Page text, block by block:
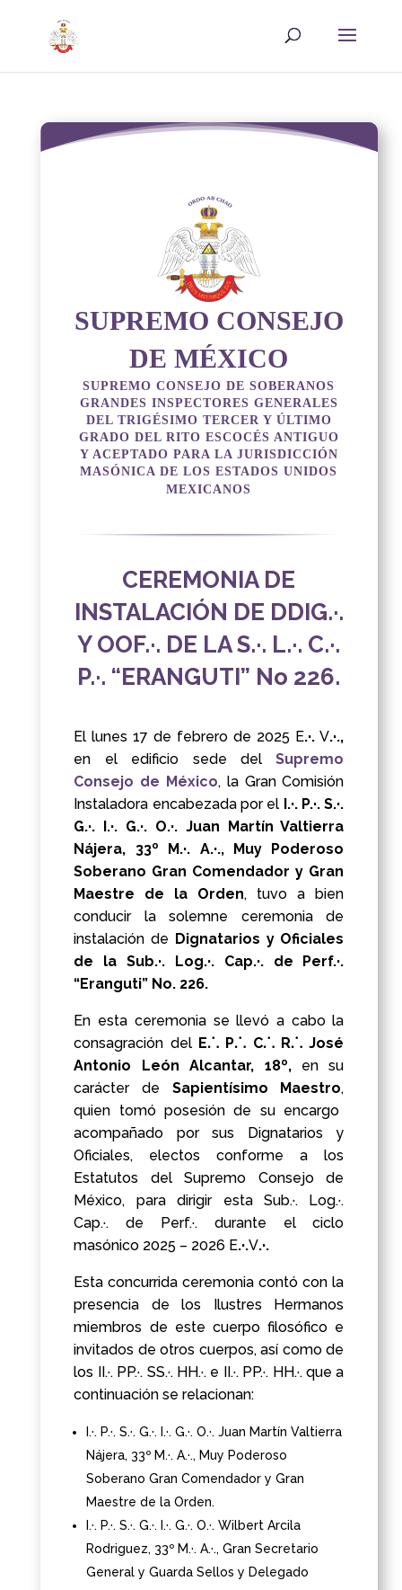
SUPREMO CONSEJO
DE MÉXICO
SUPREMO CONSEJO DE SOBERANOS
GRANDES INSPECTORES GENERALES
DEL TRIGÉSIMO TERCER Y ÚLTIMO
GRADO DEL RITO ESCOCÉS ANTIGUO
Y ACEPTADO PARA LA JURISDICCIÓN
MASÓNICA DE LOS ESTADOS UNIDOS
MEXICANOS
CEREMONIA DE
INSTALACIÓN DE DDIG.·.
Y OOF.·. DE LA S.·. L.·. C.·.
P.·. “ERANGUTI” No 226.
El lunes 17 de febrero de 2025 E.·.V.·.,
en el edificio sede delSupremo
Consejo de México, la Gran Comisión
Instaladora encabezada por el I.·. P.·. S.·.
G.·. I.·. G.·. O.·. Juan Martín Valtierra
Nájera, 33º M.·. A.·., Muy Poderoso
Soberano Gran Comendador y Gran
Maestre de la Orden, tuvo a bien
conducir la solemne ceremonia de
instalación de Dignatarios y Oficiales
de la Sub.·. Log.·. Cap.·. de Perf.·.
“Eranguti” No. 226.
En esta ceremonia se llevó a cabo la
consagración del E⸫ P⸫ C⸫ R⸫José
Antonio León Alcantar, 18º, en su
carácter de Sapientísimo Maestro,
quien tomó posesión de su encargo
acompañado por sus Dignatarios y
Oficiales, electos conforme a los
Estatutos del Supremo Consejo de
México, para dirigir esta Sub.·. Log.·.
Cap.·. de Perf.·. durante elciclo
masónico 2025 – 2026 E.·.V.·.
Esta concurrida ceremonia contó con la
presencia de los Ilustres Hermanos
miembros de este cuerpo filosófico e
invitados de otros cuerpos, así como de
los II.·. PP.·. SS.·. HH.·. e II.·. PP.·. HH.·. que a
continuación se relacionan:
I.·. P.·. S.·. G.·. I.·. G.·. O.·. Juan Martín Valtierra
Nájera, 33º M.·. A.·., Muy Poderoso
Soberano Gran Comendador y Gran
Maestre de la Orden.
I.·. P.·. S.·. G.·. I.·. G.·. O.·. Wilbert Arcila
Rodriguez, 33º M.·. A.·., Gran Secretario
General y Guarda Sellos y Delegado